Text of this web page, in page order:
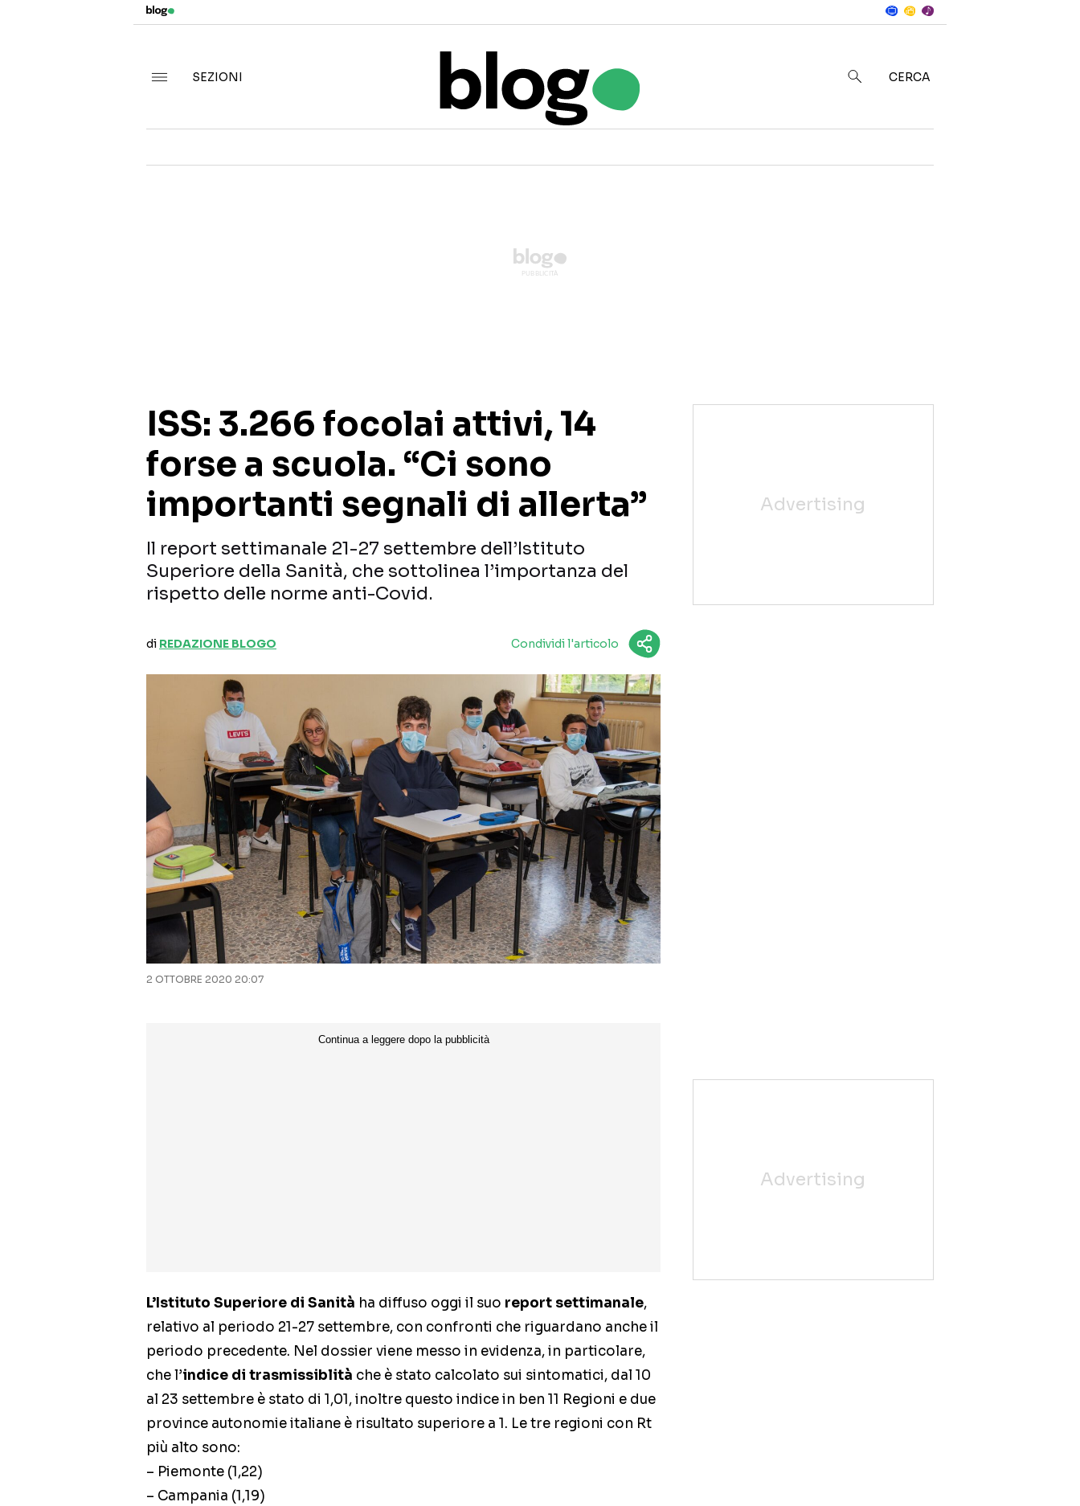
SEZIONI
CERCA
ISS: 3.266 focolai attivi, 14
forse a scuola. “Ci sono
importanti segnali di allerta”
Il report settimanale 21-27 settembre dell’Istituto
Superiore della Sanità, che sottolinea l’importanza del
rispetto delle norme anti-Covid.
di REDAZIONE BLOGO Condividi l'articolo
2 OTTOBRE 2020 20:07
L’Istituto Superiore di Sanità ha diffuso oggi il suo report settimanale,
relativo al periodo 21-27 settembre, con confronti che riguardano anche il
periodo precedente. Nel dossier viene messo in evidenza, in particolare,
che l’indice di trasmissiblità che è stato calcolato sui sintomatici, dal 10
al 23 settembre è stato di 1,01, inoltre questo indice in ben 11 Regioni e due
province autonomie italiane è risultato superiore a 1. Le tre regioni con Rt
più alto sono:
– Piemonte (1,22)
– Campania (1,19)